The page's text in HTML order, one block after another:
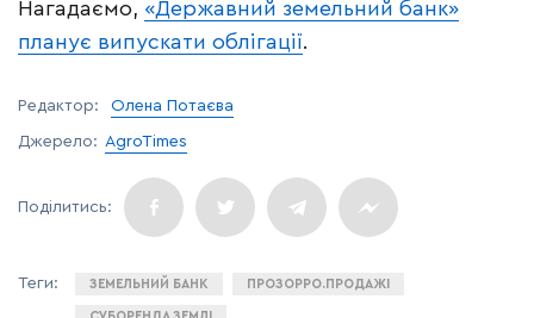
Нагадаємо, «Державний земельний банк»
планує випускати облігації.
Редактор: Олена Потаєва
Джерело: AgroTimes
ЗЕМЕЛЬНИЙ БАНК ПРОЗОРРО.ПРОДАЖІ